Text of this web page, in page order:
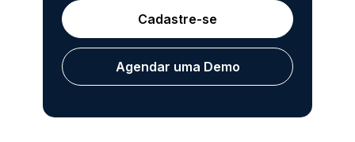
Cadastre-se
Agendar uma Demo